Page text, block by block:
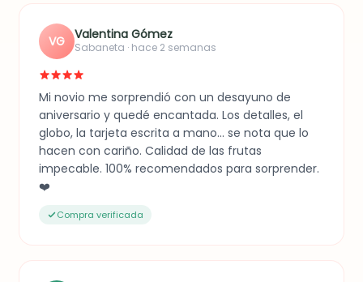
VG Valentina Gómez
Sabaneta · hace 2 semanas
Mi novio me sorprendió con un desayuno de
aniversario y quedé encantada. Los detalles, el
globo, la tarjeta escrita a mano... se nota que lo
hacen con cariño. Calidad de las frutas
impecable. 100% recomendados para sorprender.
❤️
Compra verificada